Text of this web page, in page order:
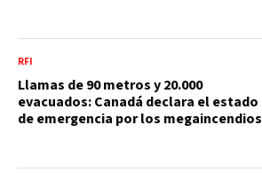
RFI
Llamas de 90 metros y 20.000
evacuados: Canadá declara el estado
de emergencia por los megaincendios